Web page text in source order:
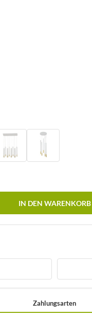
IN DEN WARENKORB
Zahlungsarten